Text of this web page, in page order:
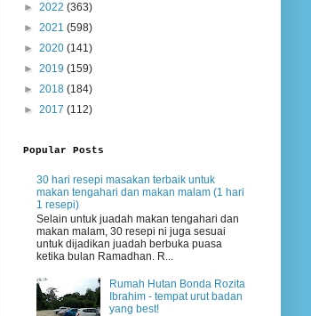
► 2022 (363)
► 2021 (598)
► 2020 (141)
► 2019 (159)
► 2018 (184)
► 2017 (112)
Popular Posts
30 hari resepi masakan terbaik untuk
makan tengahari dan makan malam (1 hari
1 resepi)
Selain untuk juadah makan tengahari dan
makan malam, 30 resepi ni juga sesuai
untuk dijadikan juadah berbuka puasa
ketika bulan Ramadhan. R...
Rumah Hutan Bonda Rozita
Ibrahim - tempat urut badan
yang best!